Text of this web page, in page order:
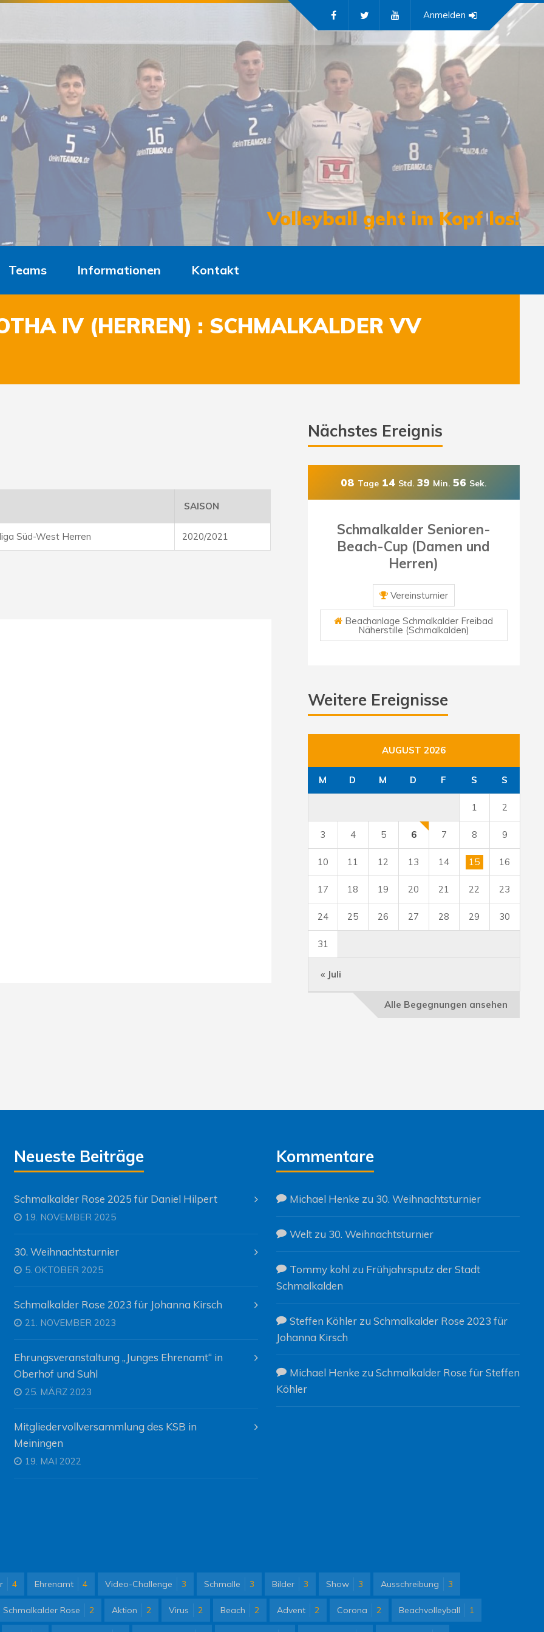
Volleyball geht im Kopf los!
Anmelden
Teams Informationen Kontakt
IV (HERREN) : SCHMALKALDER VV
SAISON
Süd-West Herren 2020/2021
Nächstes Ereignis
08 Tage 14 Std. 39 Min. 54 Sek.
Schmalkalder Senioren-
Beach-Cup (Damen und
Herren)
Vereinsturnier
Beachanlage Schmalkalder Freibad
Näherstille (Schmalkalden)
Weitere Ereignisse
AUGUST 2026
M D M D F S S
« Juli
1 2
3 4 5 6 7 8 9
10 11 12 13 14 15 16
17 18 19 20 21 22 23
24 25 26 27 28 29 30
31
Alle Begegnungen ansehen
Neueste Beiträge
Schmalkalder Rose 2025 für Daniel Hilpert
19. NOVEMBER 2025
30. Weihnachtsturnier
5. OKTOBER 2025
Schmalkalder Rose 2023 für Johanna Kirsch
21. NOVEMBER 2023
Ehrungsveranstaltung „Junges Ehrenamt“ in
Oberhof und Suhl
25. MÄRZ 2023
Mitgliedervollversammlung des KSB in
Meiningen
19. MAI 2022
Kommentare
Michael Henke zu 30. Weihnachtsturnier
Weltzu 30. Weihnachtsturnier
Tommy kohl zu Frühjahrsputz der Stadt
Schmalkalden
Steffen Köhlerzu Schmalkalder Rose 2023 für
Johanna Kirsch
Michael Henke zu Schmalkalder Rose für Steffen
Köhler
4 Ehrenamt 4 Video-Challenge 3 Schmalle 3 Bilder 3 Show 3 Ausschreibung 3
Schmalkalder Rose 2 Aktion 2 Virus 2 Beach 2 Advent 2 Corona 2 Beachvolleyball 1